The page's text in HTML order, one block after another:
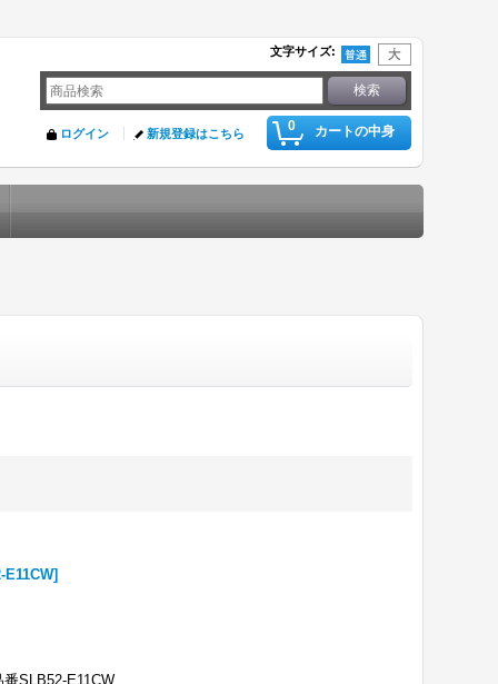
文字サイズ:
0 カートの中身
ログイン 新規登録はこちら
E11CW]
SLB52-E11CW